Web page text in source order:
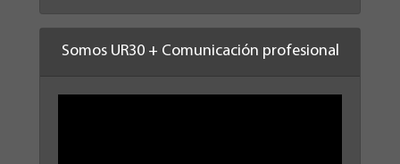
Somos UR30 + Comunicación profesional